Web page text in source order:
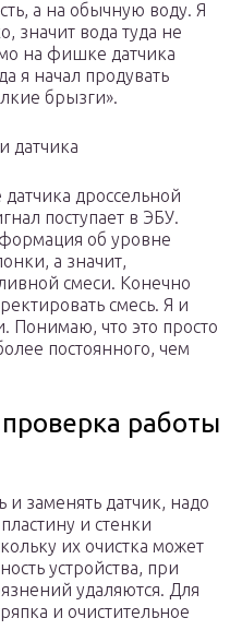
а на обычную воду. Я
значит вода туда не
на фишке датчика
я начал продувать
брызги».
датчика
дроссельной
поступает в ЭБУ.
об уровне
а значит,
смеси. Конечно
смесь. Я и
Понимаю, что это просто
постоянного, чем
работы
заменять датчик, надо
и стенки
их очистка может
устройства, при
удаляются. Для
и очистительное